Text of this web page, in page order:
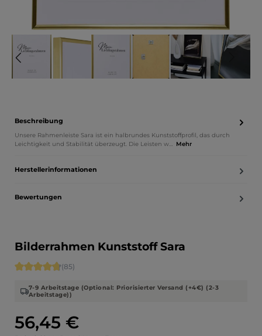
Beschreibung
Unsere Rahmenleiste Sara ist ein halbrundes Kunststoffprofil, das durch
Leichtigkeit und Stabilität überzeugt. Die Leisten w… Mehr
Herstellerinformationen
Bewertungen
Bilderrahmen Kunststoff Sara
Regulärer Preis:
56,45 €
Durchschnittliche Bewertung von 4.71 von 5 Sternen
(85)
7-9 Arbeitstage (Optional: Priorisierter Versand (+4€) (2-3
Arbeitstage))